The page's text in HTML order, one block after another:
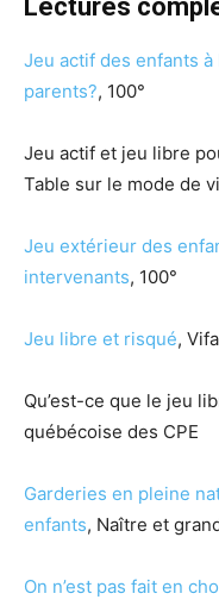
Lectures
Jeu actif des enfants à
parents?, 100°
Jeu actif et jeu libre
Table sur le mode de
Jeu extérieur des
intervenants, 100°
Jeu libre et risqué, Vifa
Qu’est-ce que le jeu
québécoise des CPE
Garderies en pleine
enfants, Naître et
On n’est pas fait en